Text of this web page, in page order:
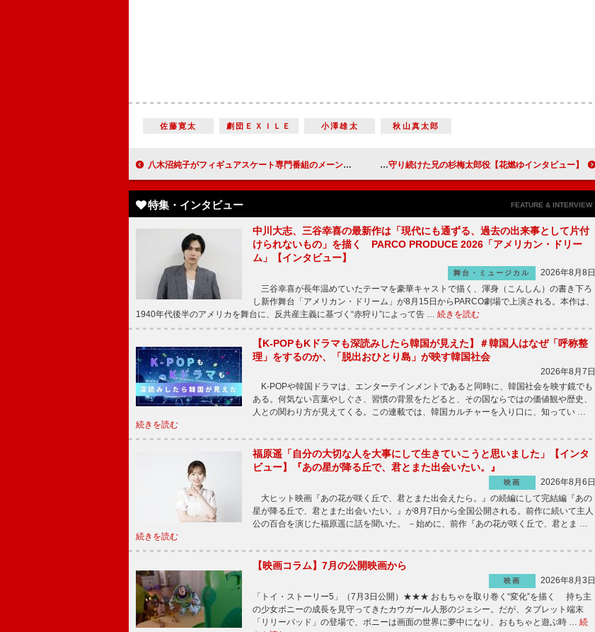
佐藤寛太 劇団ＥＸＩＬＥ 小澤雄太 秋山真太郎
八木沼純子がフィギュアスケート専門番組のメーン司会 選手の意外な素顔、大会の舞台裏などエピソード満載で放送中 【花燃ゆインタビュー】原田泰造「松陰を家族がどう支えたかを見てほしい」 吉田松陰を温かく見守り続けた兄の杉梅太郎役
特集・インタビュー FEATURE & INTERVIEW
中川大志、三谷幸喜の最新作は「現代にも通ずる、過去の出来事として片付
けられないもの」を描く PARCO PRODUCE 2026「アメリカン・ドリー
ム」【インタビュー】
舞台・ミュージカル
2026年8月8日
三谷幸喜が長年温めていたテーマを豪華キャストで描く、渾身（こんしん）の書き下ろ
し新作舞台「アメリカン・ドリーム」が8月15日からPARCO劇場で上演される。本作は、
1940年代後半のアメリカを舞台に、反共産主義に基づく“赤狩り”によって告 … 続きを読む
【K-POPもKドラマも深読みしたら韓国が見えた】＃韓国人はなぜ「呼称整
理」をするのか、「脱出おひとり島」が映す韓国社会
2026年8月7日
K-POPや韓国ドラマは、エンターテインメントであると同時に、韓国社会を映す鏡でも
ある。何気ない言葉やしぐさ、習慣の背景をたどると、その国ならではの価値観や歴史、
人との関わり方が見えてくる。この連載では、韓国カルチャーを入り口に、知ってい …
続きを読む
福原遥「自分の大切な人を大事にして生きていこうと思いました」【インタ
ビュー】『あの星が降る丘で、君とまた出会いたい。』
映画
2026年8月6日
大ヒット映画『あの花が咲く丘で、君とまた出会えたら。』の続編にして完結編『あの
星が降る丘で、君とまた出会いたい。』が8月7日から全国公開される。前作に続いて主人
公の百合を演じた福原遥に話を聞いた。 －始めに、前作『あの花が咲く丘で、君とま …
続きを読む
【映画コラム】7月の公開映画から
映画
2026年8月3日
「トイ・ストーリー5」（7月3日公開）★★★ おもちゃを取り巻く“変化”を描く 持ち主
の少女ボニーの成長を見守ってきたカウガール人形のジェシー。だが、タブレット端末
「リリーパッド」の登場で、ボニーは画面の世界に夢中になり、おもちゃと遊ぶ時 … 続